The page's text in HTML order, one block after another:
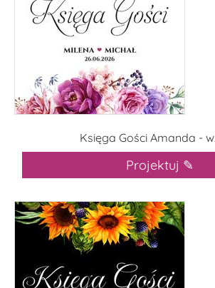
Księga Gości Amanda -
Projektuj ✎